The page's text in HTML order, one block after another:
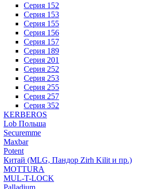
Серия 152
Серия 153
Серия 155
Серия 156
Серия 157
Серия 189
Серия 201
Серия 252
Серия 253
Серия 255
Серия 257
Серия 352
KERBEROS
Lob Польша
Securemme
Maxbar
Potent
Китай (MLG, Пандор Zirh Kilit и пр.)
MOTTURA
MUL-T-LOCK
Palladium